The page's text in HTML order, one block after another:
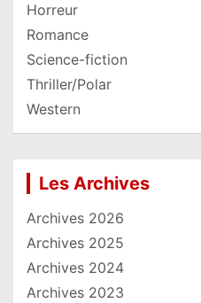
Horreur
Romance
Science-fiction
Thriller/Polar
Western
Les Archives
Archives 2026
Archives 2025
Archives 2024
Archives 2023